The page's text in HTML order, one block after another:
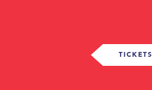
TICKETS